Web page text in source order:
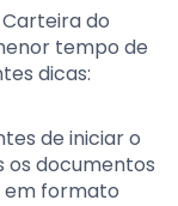
do
tempo de
dicas:
de iniciar o
os documentos
em formato